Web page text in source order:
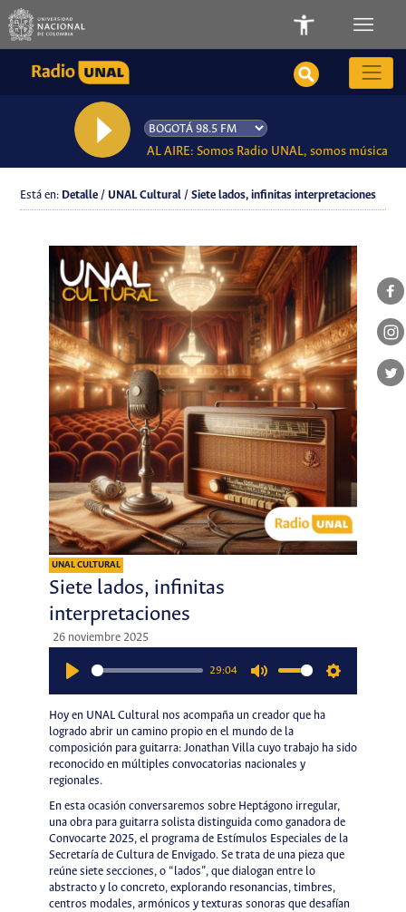
AL AIRE: Somos Radio UNAL, somos música
Está en: Detalle / UNAL Cultural / Siete lados, infinitas interpretaciones
UNAL CULTURAL
Siete lados, infinitas
interpretaciones
26 noviembre 2025
29:04
Hoy en UNAL Cultural nos acompaña un creador que ha
logrado abrir un camino propio en el mundo de la
composición para guitarra: Jonathan Villa cuyo trabajo ha sido
reconocido en múltiples convocatorias nacionales y
regionales.
En esta ocasión conversaremos sobre Heptágono irregular,
una obra para guitarra solista distinguida como ganadora de
Convocarte 2025, el programa de Estímulos Especiales de la
Secretaría de Cultura de Envigado. Se trata de una pieza que
reúne siete secciones, o “lados”, que dialogan entre lo
abstracto y lo concreto, explorando resonancias, timbres,
centros modales, armónicos y texturas sonoras que desafían